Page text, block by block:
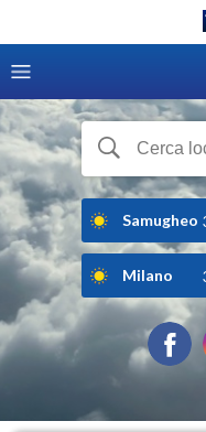
Samugheo
Milano